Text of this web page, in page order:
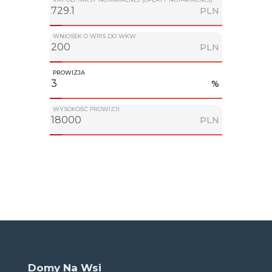
PLN
WNIOSEK O WPIS DO WKW
PLN
PROWIZJA
%
WYSOKOŚĆ PROWIZJI
PLN
Domy Na Wsi